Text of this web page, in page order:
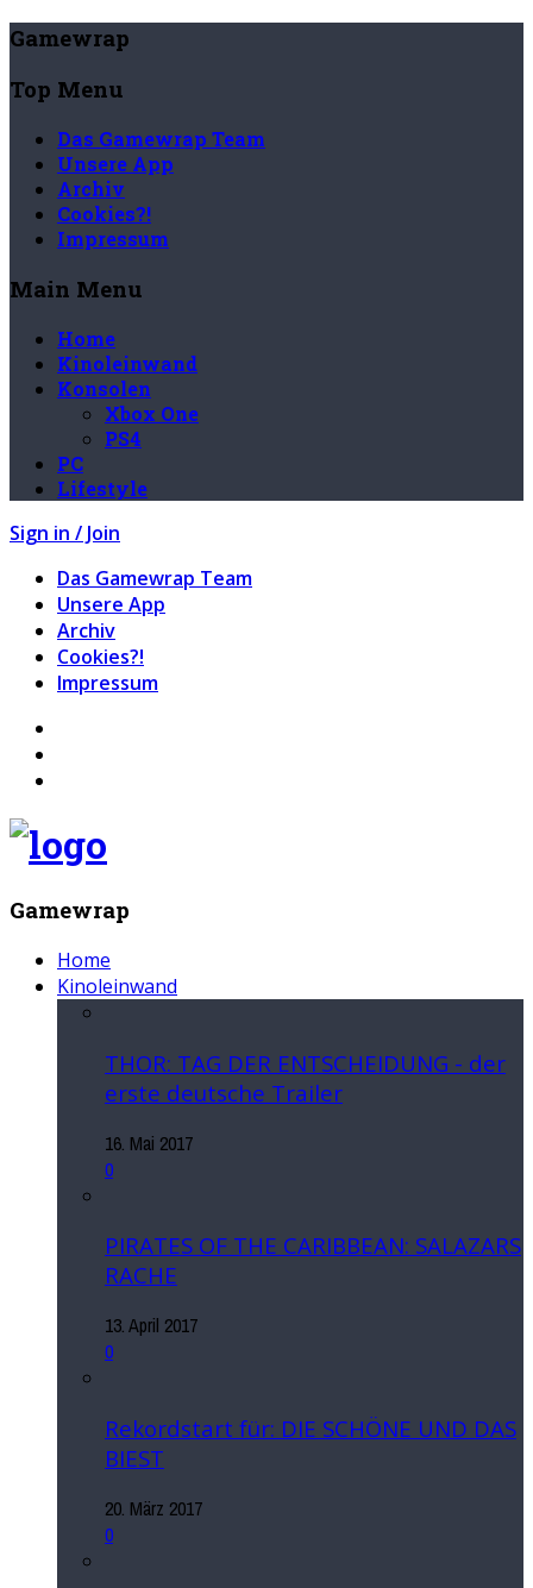
Gamewrap
Top Menu
Das Gamewrap Team
Unsere App
Archiv
Cookies?!
Impressum
Main Menu
Home
Kinoleinwand
Konsolen
Xbox One
PS4
PC
Lifestyle
Sign in / Join
Das Gamewrap Team
Unsere App
Archiv
Cookies?!
Impressum
Gamewrap
Home
Kinoleinwand
THOR: TAG DER ENTSCHEIDUNG - der
erste deutsche Trailer
16. Mai 2017
0
PIRATES OF THE CARIBBEAN: SALAZARS
RACHE
13. April 2017
0
Rekordstart für: DIE SCHÖNE UND DAS
BIEST
20. März 2017
0